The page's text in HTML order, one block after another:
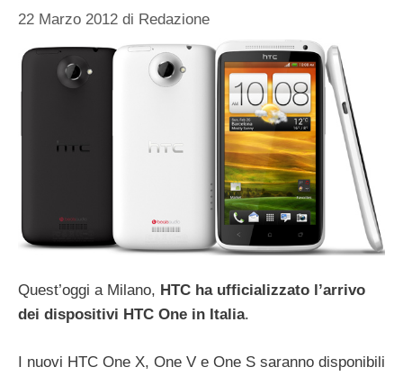
22 Marzo 2012 di Redazione
Quest’oggi a Milano, HTC ha ufficializzato l’arrivo
dei dispositivi HTC One in Italia.
I nuovi HTC One X, One V e One S saranno disponibili